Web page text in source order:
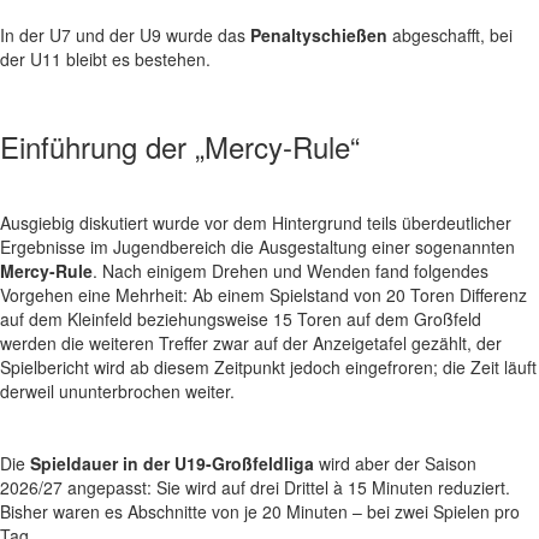
In der U7 und der U9 wurde das Penaltyschießen abgeschafft, bei
der U11 bleibt es bestehen.
Einführung der „Mercy-Rule“
Ausgiebig diskutiert wurde vor dem Hintergrund teils überdeutlicher
Ergebnisse im Jugendbereich die Ausgestaltung einer sogenannten
Mercy-Rule. Nach einigem Drehen und Wenden fand folgendes
Vorgehen eine Mehrheit: Ab einem Spielstand von 20 Toren Differenz
auf dem Kleinfeld beziehungsweise 15 Toren auf dem Großfeld
werden die weiteren Treffer zwar auf der Anzeigetafel gezählt, der
Spielbericht wird ab diesem Zeitpunkt jedoch eingefroren; die Zeit läuft
derweil ununterbrochen weiter.
Die Spieldauer in der U19-Großfeldliga wird aber der Saison
2026/27 angepasst: Sie wird auf drei Drittel à 15 Minuten reduziert.
Bisher waren es Abschnitte von je 20 Minuten – bei zwei Spielen pro